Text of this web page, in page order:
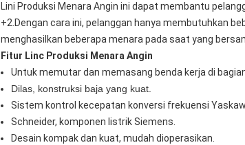
Lini Produksi Menara Angin ini dapat membantu
+2.Dengan cara ini, pelanggan hanya membutuhkan
menghasilkan beberapa menara pada saat yang
Fitur Linc Produksi Menara Angin
Untuk memutar dan memasang benda kerja di
Dilas, konstruksi baja yang kuat.
Sistem kontrol kecepatan konversi frekuensi
Schneider, komponen listrik Siemens.
Desain kompak dan kuat, mudah dioperasikan.